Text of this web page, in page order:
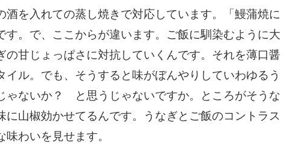
を入れての蒸し焼きで対応しています。「鰻蒲焼に
。で、ここからが違います。ご飯に馴染むように大
甘じょっぱさに対抗していくんです。それを薄口醤
ル。でも、そうすると味がぼんやりしていわゆるう
ゃないか？ と思うじゃないですか。ところがそうな
山椒効かせてるんです。うなぎとご飯のコントラス
味わいを見せます。